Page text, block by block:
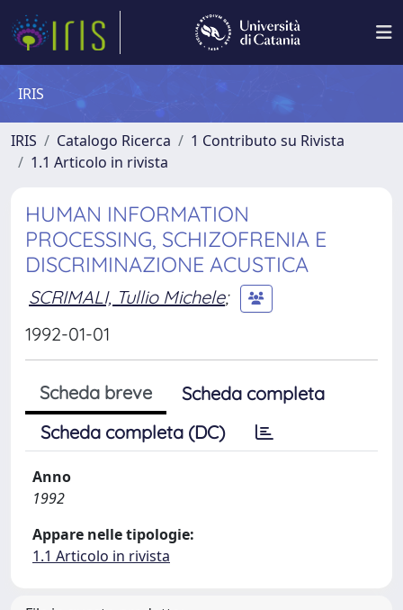
IRIS
IRIS Catalogo Ricerca
1 Contributo su Rivista
1.1 Articolo in rivista
HUMAN INFORMATION
PROCESSING, SCHIZOFRENIA E
DISCRIMINAZIONE ACUSTICA
SCRIMALI, Tullio Michele;
1992-01-01
Scheda breve
Scheda completa
Scheda completa (DC)
Anno
1992
Appare nelle tipologie:
1.1 Articolo in rivista